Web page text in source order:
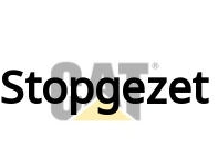
Stopgezet